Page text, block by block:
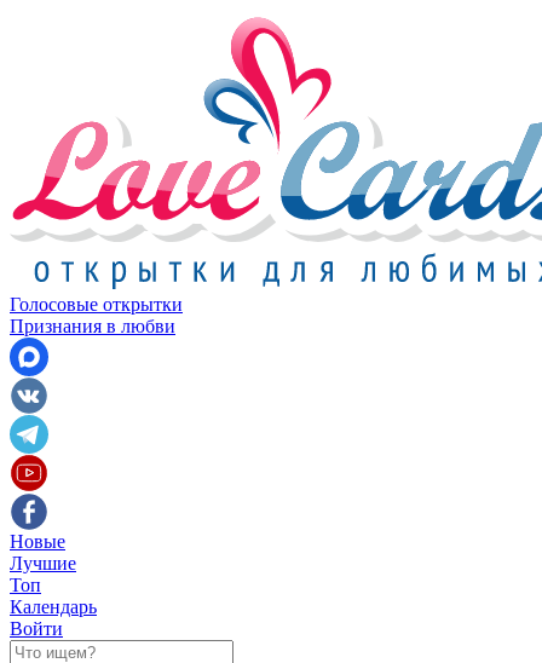
Голосовые открытки
Признания в любви
Новые
Лучшие
Топ
Календарь
Войти